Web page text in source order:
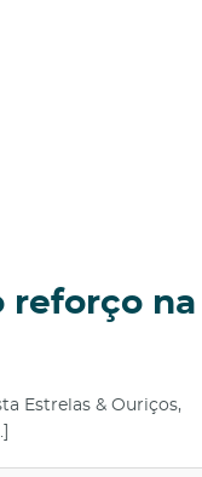
reforço na
Estrelas & Ouriços,